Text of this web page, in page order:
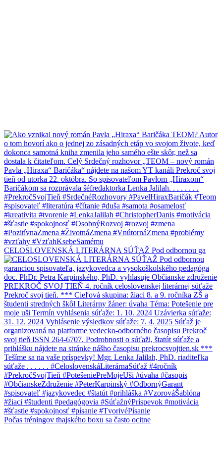
CELOSLOVENSKÁ LITERÁRNA SÚŤAŽ Pod odbornou ga
Počas tréningov thajského boxu sa často ocitne